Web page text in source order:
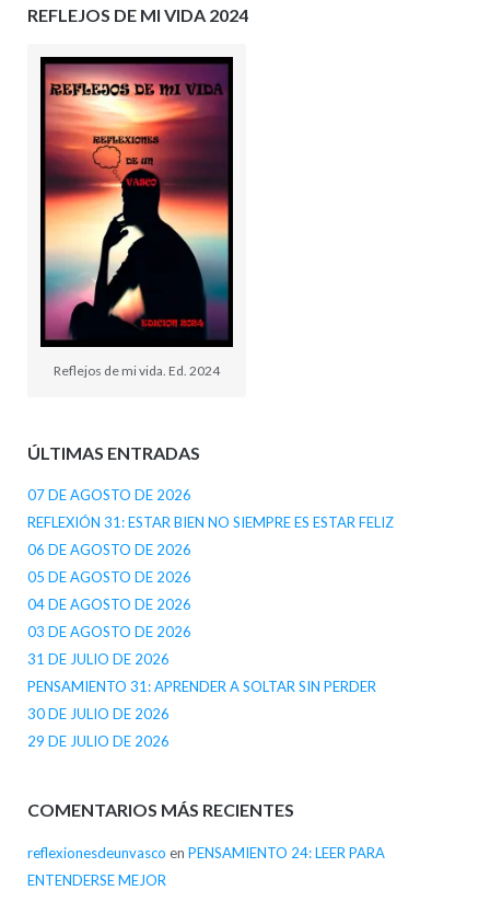
REFLEJOS DE MI VIDA 2024
Reflejos de mi vida. Ed. 2024
ÚLTIMAS ENTRADAS
07 DE AGOSTO DE 2026
REFLEXIÓN 31: ESTAR BIEN NO SIEMPRE ES ESTAR FELIZ
06 DE AGOSTO DE 2026
05 DE AGOSTO DE 2026
04 DE AGOSTO DE 2026
03 DE AGOSTO DE 2026
31 DE JULIO DE 2026
PENSAMIENTO 31: APRENDER A SOLTAR SIN PERDER
30 DE JULIO DE 2026
29 DE JULIO DE 2026
COMENTARIOS MÁS RECIENTES
reflexionesdeunvasco en PENSAMIENTO 24: LEER PARA
ENTENDERSE MEJOR